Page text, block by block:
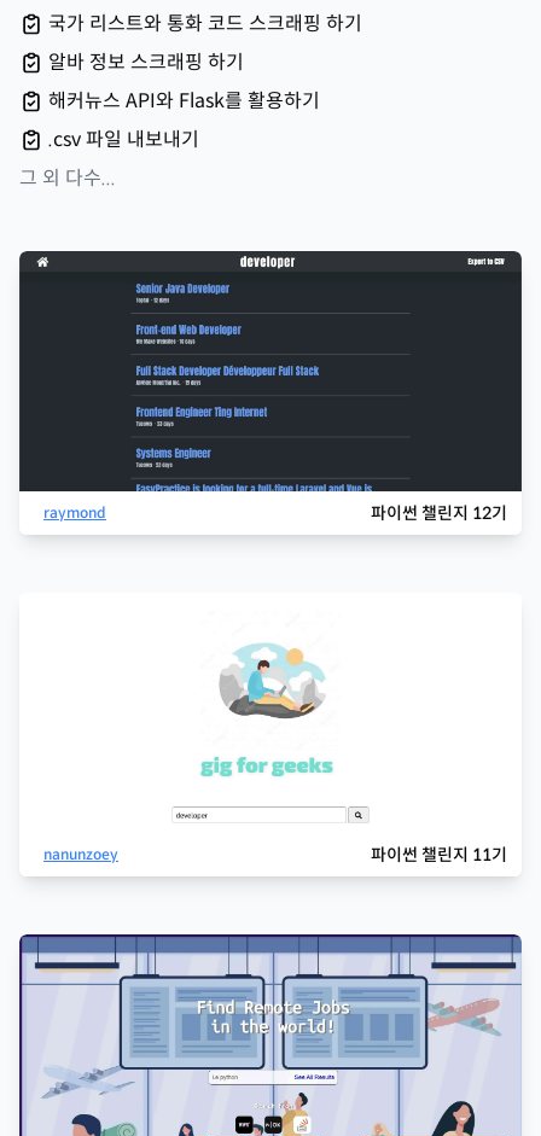
국가 리스트와 통화 코드 스크래핑 하기
알바 정보 스크래핑 하기
해커뉴스 API와 Flask를 활용하기
.csv 파일 내보내기
그 외 다수...
raymond 파이썬 챌린지 12기
nanunzoey 파이썬 챌린지 11기